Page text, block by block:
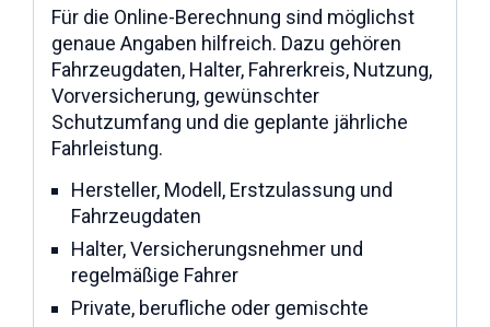
Für die Online-Berechnung sind möglichst
genaue Angaben hilfreich. Dazu gehören
Fahrzeugdaten, Halter, Fahrerkreis, Nutzung,
Vorversicherung, gewünschter
Schutzumfang und die geplante jährliche
Fahrleistung.
Hersteller, Modell, Erstzulassung und
Fahrzeugdaten
Halter, Versicherungsnehmer und
regelmäßige Fahrer
Private, berufliche oder gemischte